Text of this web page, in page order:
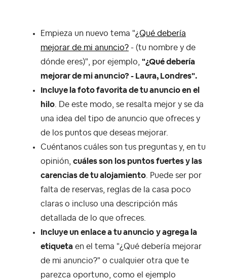
Empieza un nuevo tema "¿Qué debería
mejorar de mi anuncio? - (tu nombre y de
dónde eres)", por ejemplo, "¿Qué debería
mejorar de mi anuncio? - Laura, Londres".
Incluye la foto favorita de tu anuncio en el
hilo. De este modo, se resalta mejor y se da
una idea del tipo de anuncio que ofreces y
de los puntos que deseas mejorar.
Cuéntanos cuáles son tus preguntas y, en tu
opinión, cuáles son los puntos fuertes y las
carencias de tu alojamiento. Puede ser por
falta de reservas, reglas de la casa poco
claras o incluso una descripción más
detallada de lo que ofreces.
Incluye un enlace a tu anuncio y agrega la
etiqueta en el tema "¿Qué debería mejorar
de mi anuncio?" o cualquier otra que te
parezca oportuno, como el ejemplo